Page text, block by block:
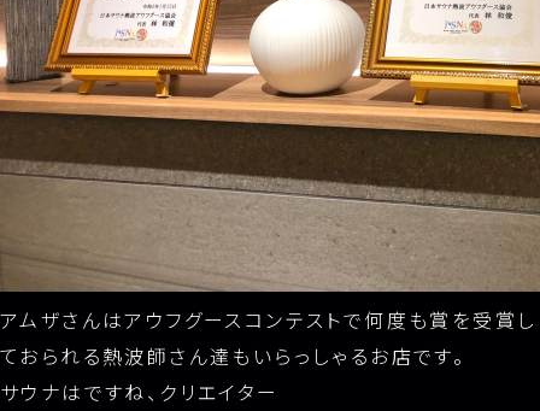
アムザさんはアウフグースコンテストで何度も賞を受賞し
ておられる熱波師さん達もいらっしゃるお店です。
サウナはですね、クリエイター